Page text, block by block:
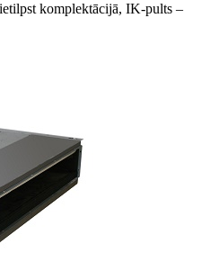
komplektācijā, IK-pults –